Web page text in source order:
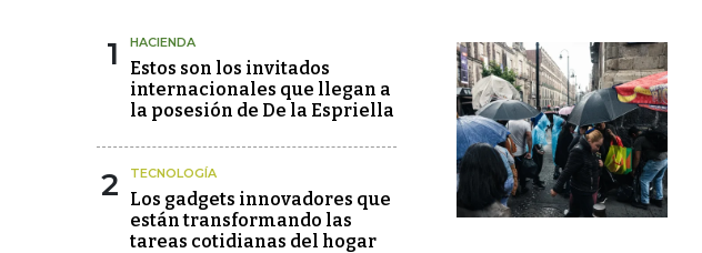
1 HACIENDA
Estos son los invitados
internacionales que llegan a
la posesión de De la Espriella
2 TECNOLOGÍA
Los gadgets innovadores que
están transformando las
tareas cotidianas del hogar